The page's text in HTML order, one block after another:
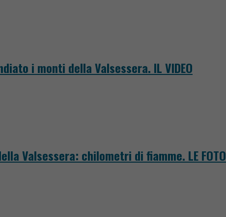
i monti della Valsessera. IL VIDEO
Valsessera: chilometri di fiamme. LE FOTO